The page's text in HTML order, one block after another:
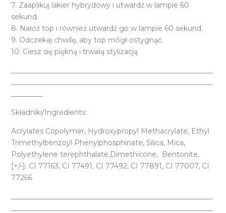
7. Zaaplikuj lakier hybrydowy i utwardź w lampie 60
sekund.
8. Nałóż top i również utwardź go w lampie 60 sekund.
9. Odczekaj chwilę, aby top mógł ostygnąć.
10. Ciesz się piękną i trwałą stylizacją
Składniki/Ingredients:
Acrylates Copolymer, Hydroxypropyl Methacrylate, Ethyl
Trimethylbenzoyl Phenylphosphinate, Silica, Mica,
Polyethylene terephthalate,Dimethicone, Bentonite,
[+/-]: CI 77163, CI 77491, CI 77492, CI 77891, CI 77007, CI
77266